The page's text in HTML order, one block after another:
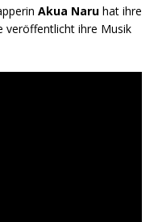
Akua Naru hat ihre
veröffentlicht ihre Musik